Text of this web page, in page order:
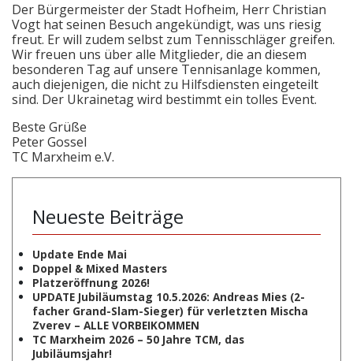
Der Bürgermeister der Stadt Hofheim, Herr Christian
Vogt hat seinen Besuch angekündigt, was uns riesig
freut. Er will zudem selbst zum Tennisschläger greifen.
Wir freuen uns über alle Mitglieder, die an diesem
besonderen Tag auf unsere Tennisanlage kommen,
auch diejenigen, die nicht zu Hilfsdiensten eingeteilt
sind. Der Ukrainetag wird bestimmt ein tolles Event.
Beste Grüße
Peter Gossel
TC Marxheim e.V.
Neueste Beiträge
Update Ende Mai
Doppel & Mixed Masters
Platzeröffnung 2026!
UPDATE Jubiläumstag 10.5.2026: Andreas Mies (2-
facher Grand-Slam-Sieger) für verletzten Mischa
Zverev – ALLE VORBEIKOMMEN
TC Marxheim 2026 – 50 Jahre TCM, das
Jubiläumsjahr!